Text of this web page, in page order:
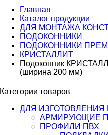
Главная
Каталог продукции
ДЛЯ МОНТАЖА
ПОДОКОННИКИ
ПОДОКОННИКИ
КРИСТАЛЛИТ
Подоконник
(ширина 200 мм)
Категории товаров
ДЛЯ ИЗГОТОВЛЕНИЯ
АРМИРУЮЩИЕ
ПРОФИЛИ ПВХ